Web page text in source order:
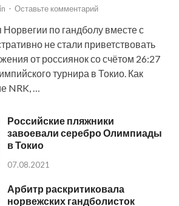
- Оставьте комментарий
по гандболу вместе с
не стали приветствовать
от россиянок со счётом 26:27
турнира в Токио. Как
NRK, …
Российские пляжники
завоевали серебро Олимпиады
в Токио
07.08.2021
Арбитр раскритиковала
норвежских гандболисток